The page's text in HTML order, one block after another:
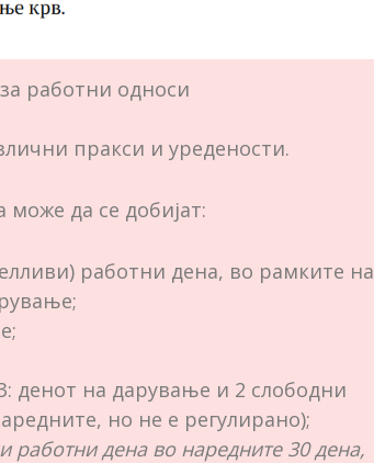
работни односи
пракси и уредености.
да се добијат:
работни дена, во рамките на
денот на дарување и 2 слободни
но не е регулирано);
работни дена во наредните 30 дена,